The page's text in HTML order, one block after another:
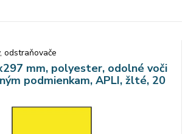
odstraňovače
mm, polyester, odolné voči
podmienkam, APLI, žlté, 20